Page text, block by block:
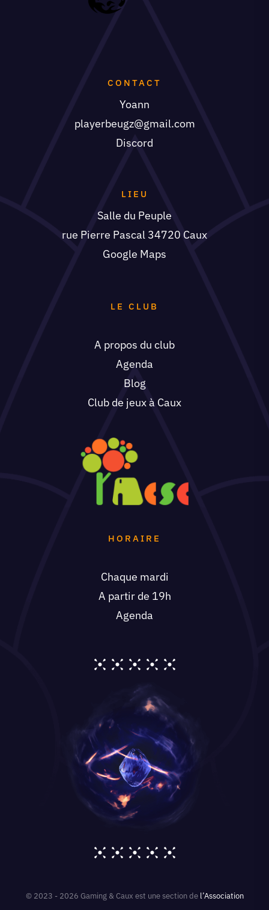
CONTACT
Yoann
playerbeugz@gmail.com
Discord
LIEU
Salle du Peuple
rue Pierre Pascal 34720 Caux
Google Maps
LE CLUB
A propos du club
Agenda
Blog
Club de jeux à Caux
HORAIRE
Chaque mardi
A partir de 19h
Agenda
© 2023 - 2026 Gaming & Caux est une section de l’Association